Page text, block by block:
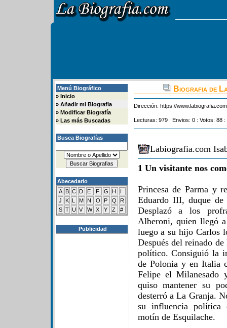
Menú Biográfico
» Inicio
» Añadir mi Biografia
» Modificar Biografía
» Las más Buscadas
Busca Biografías
Abecedario
A B C D E F G H
I
J
K L M N O P Q
R
S T U V W X Y Z #
Publicidad
Biografia de
Dirección: https://
Lecturas: 979 : Envios: 0 : Votos: 88
Labiografia.com
1 Un visitante nos
Princesa de Parma y
Eduardo III, duque
Desplazó a los
Alberoni, quien llegó
luego a su hijo Carlos
Después del reinado
político. Consiguió la
de Polonia y en Italia
Felipe el
quiso mantener su
desterró a La Granja.
su influencia política
motín de Esquilache.